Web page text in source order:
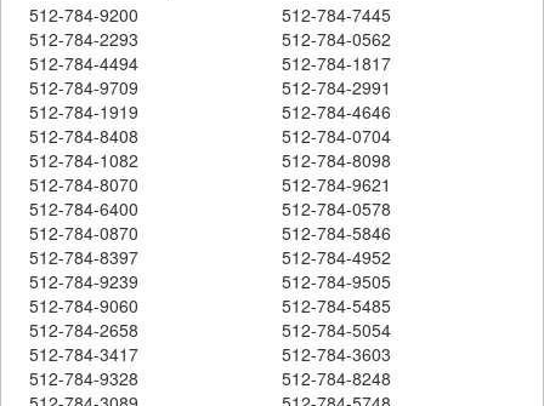
512-784-9200
512-784-7445
512-784-2293
512-784-0562
512-784-4494
512-784-1817
512-784-9709
512-784-2991
512-784-1919
512-784-4646
512-784-8408
512-784-0704
512-784-1082
512-784-8098
512-784-8070
512-784-9621
512-784-6400
512-784-0578
512-784-0870
512-784-5846
512-784-8397
512-784-4952
512-784-9239
512-784-9505
512-784-9060
512-784-5485
512-784-2658
512-784-5054
512-784-3417
512-784-3603
512-784-9328
512-784-8248